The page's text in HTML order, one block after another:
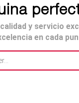
y servicio
en cada